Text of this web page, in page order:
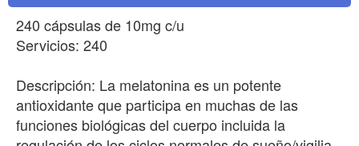
240 cápsulas de 10mg c/u
Servicios: 240
Descripción: La melatonina es un potente
antioxidante que participa en muchas de las
funciones biológicas del cuerpo incluida la